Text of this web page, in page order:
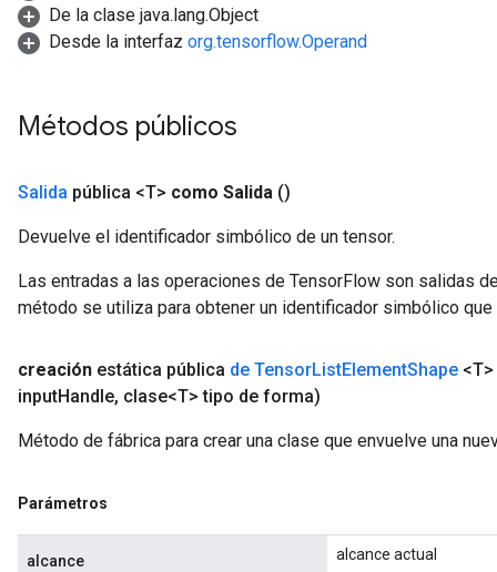
De la clase java.lang.Object
Desde la interfaz org.tensorflow.Operand
Métodos públicos
Salida pública <T> como Salida ()
Devuelve el identificador simbólico de un tensor.
Las entradas a las operaciones de TensorFlow son salidas
método se utiliza para obtener un identificador simbólico
creación estática pública de TensorListElementShape <T>
inputHandle, clase<T> tipo de forma)
Método de fábrica para crear una clase que envuelve una
Parámetros
alcance alcance actual